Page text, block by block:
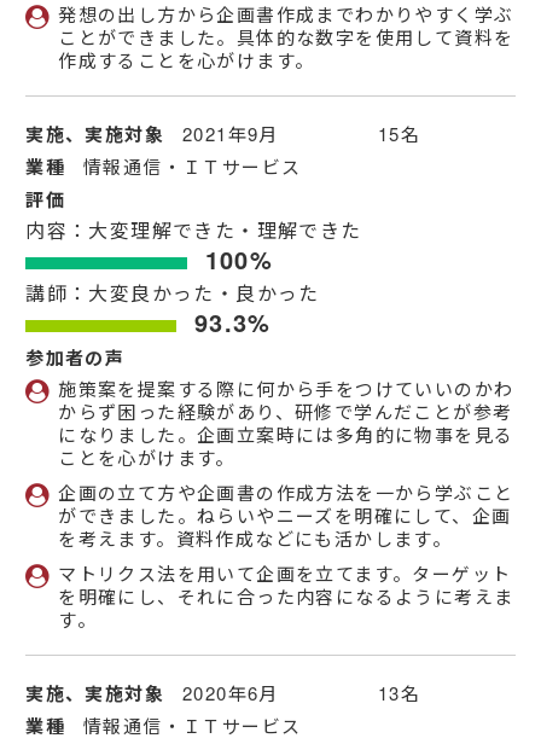
発想の出し方から企画書作成までわかりやすく学ぶ
ことができました。具体的な数字を使用して資料を
作成することを心がけます。
実施、実施対象 2021年9月 15名
業種 情報通信・ＩＴサービス
評価
内容：大変理解できた・理解できた
100%
講師：大変良かった・良かった
93.3%
参加者の声
施策案を提案する際に何から手をつけていいのかわ
からず困った経験があり、研修で学んだことが参考
になりました。企画立案時には多角的に物事を見る
ことを心がけます。
企画の立て方や企画書の作成方法を一から学ぶこと
ができました。ねらいやニーズを明確にして、企画
を考えます。資料作成などにも活かします。
マトリクス法を用いて企画を立てます。ターゲット
を明確にし、それに合った内容になるように考えま
す。
実施、実施対象 2020年6月 13名
業種 情報通信・ＩＴサービス